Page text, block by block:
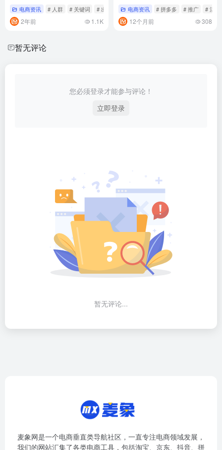
电商资讯 # 人群 # 关键词 # 出价
2年前 1.1K
电商资讯 # 拼多多 # 推广 # 活动
12个月前 308
暂无评论
您必须登录才能参与评论！
立即登录
暂无评论...
麦象网是一个电商垂直类导航社区，一直专注电商领域发展，
我们的网站汇集了各类电商工具，包括淘宝、京东、抖音、拼